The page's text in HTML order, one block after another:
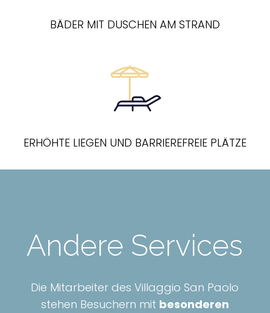
BÄDER MIT DUSCHEN AM STRAND
ERHÖHTE LIEGEN UND BARRIEREFREIE PLÄTZE
Andere Services
Die Mitarbeiter des Villaggio San Paolo
stehen Besuchern mit besonderen